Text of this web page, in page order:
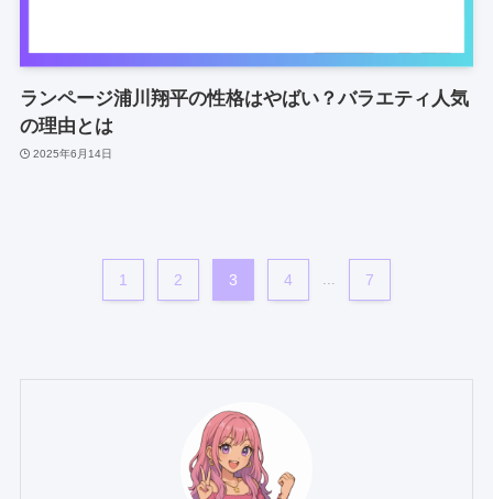
ランページ浦川翔平の性格はやばい？バラエティ人気
の理由とは
2025年6月14日
1 2 3 4 ... 7